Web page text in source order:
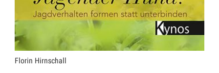
Florin Hirnschall